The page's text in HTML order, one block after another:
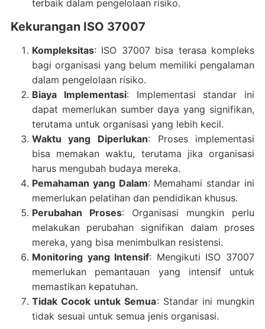
terbaik dalam pengelolaan risiko.
Kekurangan ISO 37007
Kompleksitas: ISO 37007 bisa terasa kompleks
bagi organisasi yang belum memiliki pengalaman
dalam pengelolaan risiko.
Biaya Implementasi: Implementasi standar ini
dapat memerlukan sumber daya yang signifikan,
terutama untuk organisasi yang lebih kecil.
Waktu yang Diperlukan: Proses implementasi
bisa memakan waktu, terutama jika organisasi
harus mengubah budaya mereka.
Pemahaman yang Dalam: Memahami standar ini
memerlukan pelatihan dan pendidikan khusus.
Perubahan Proses: Organisasi mungkin perlu
melakukan perubahan signifikan dalam proses
mereka, yang bisa menimbulkan resistensi.
Monitoring yang Intensif: Mengikuti ISO 37007
memerlukan pemantauan yang intensif untuk
memastikan kepatuhan.
Tidak Cocok untuk Semua: Standar ini mungkin
tidak sesuai untuk semua jenis organisasi.